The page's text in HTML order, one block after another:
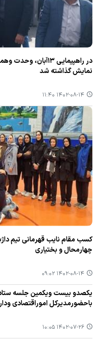
در راهپیمایی
نمایش گذاشته شد
۱۴۰۲-۰۸-۱۴ ۱۱:۴۰
كسب مقام نایب قهرمانی تیم
چهارمحال و بختیاری
۱۴۰۲-۰۸-۱۴ ۰۹:۰۲
یكصدو بیست ویكمین جلسه
باحضورمدیركل اموراقتصادی
۱۴۰۲-۰۷-۲۶ ۱۰:۰۵